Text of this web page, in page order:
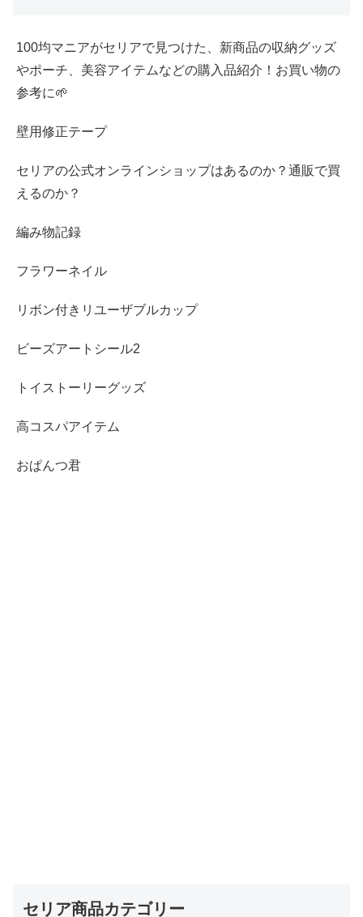
100均マニアがセリアで見つけた、新商品の収納グッズ
やポーチ、美容アイテムなどの購入品紹介！お買い物の
参考に🌱
壁用修正テープ
セリアの公式オンラインショップはあるのか？通販で買
えるのか？
編み物記録
フラワーネイル
リボン付きリユーザブルカップ
ビーズアートシール2
トイストーリーグッズ
高コスパアイテム
おぱんつ君
セリア商品カテゴリー